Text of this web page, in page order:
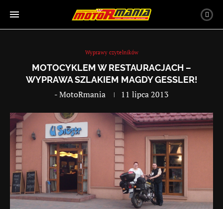
Wyprawy czytelników
MOTOCYKLEM W RESTAURACJACH –
WYPRAWA SZLAKIEM MAGDY GESSLER!
-MotoRmania 11 lipca 2013